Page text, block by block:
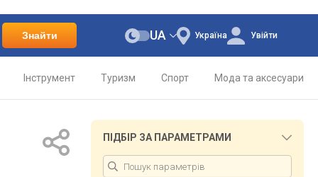
Знайти Україна
UA Увійти
Інструмент Туризм Спорт Мода та аксесуари
ПІДБІР ЗА ПАРАМЕТРАМИ